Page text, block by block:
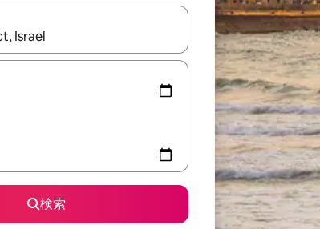
れたら、上下の矢印キーを使って移動するか、画面をタッチ
検索